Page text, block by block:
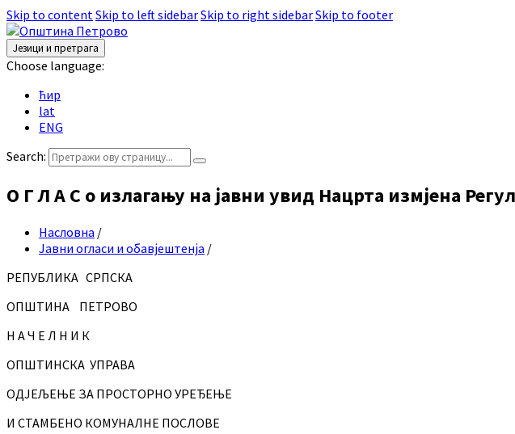
Skip to contentSkip to left sidebarSkip to right sidebarSkip to footer
Језици и претрага
Choose language:
ћир
lat
ENG
Search:
О Г Л А С о излагању на јавни увид Нацрта измјена
Насловна /
Јавни огласи и обавјештенја /
РЕПУБЛИКА СРПСКА
ОПШТИНА ПЕТРОВО
Н А Ч Е Л Н И К
ОПШТИНСКА УПРАВА
ОДЈЕЉЕЊЕ ЗА ПРОСТОРНО УРЕЂЕЊЕ
И СТАМБЕНО КОМУНАЛНЕ ПОСЛОВЕ